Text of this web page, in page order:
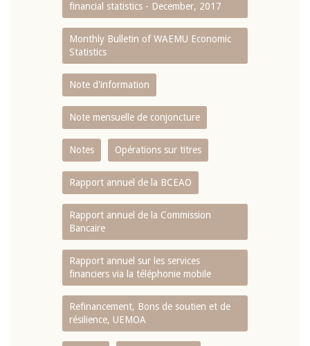
financial statistics - December, 2017
Monthly Bulletin of WAEMU Economic
Statistics
Note d'information
Note mensuelle de conjoncture
Notes Opérations sur titres
Rapport annuel de la BCEAO
Rapport annuel de la Commission
Bancaire
Rapport annuel sur les services
financiers via la téléphonie mobile
Refinancement, Bons de soutien et de
résilience, UEMOA